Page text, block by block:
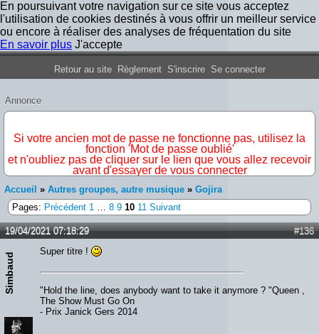
En poursuivant votre navigation sur ce site vous acceptez
l'utilisation de cookies destinés à vous offrir un meilleur service
ou encore à réaliser des analyses de fréquentation du site
En savoir plus J'accepte
Forum Iron Maiden France
Retour au site Règlement S'inscrire Se connecter
Annonce
Si votre ancien mot de passe ne fonctionne pas, utilisez la
fonction 'Mot de passe oublié'
et n'oubliez pas de cliquer sur le lien que vous allez recevoir
avant d'essayer de vous connecter
Accueil » Autres groupes, autre musique » Gojira
Pages: Précédent 1 … 8 9 10 11 Suivant
#136
19/04/2021 07:18:29
Simbaud
Super titre !
"Hold the line, does anybody want to take it anymore ? "Queen ,
The Show Must Go On
- Prix Janick Gers 2014